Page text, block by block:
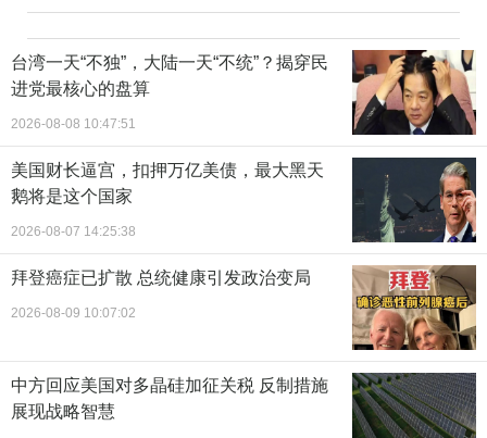
台湾一天“不独”，大陆一天“不统”？揭穿民
进党最核心的盘算
2026-08-08 10:47:51
美国财长逼宫，扣押万亿美债，最大黑天
鹅将是这个国家
2026-08-07 14:25:38
拜登癌症已扩散 总统健康引发政治变局
2026-08-09 10:07:02
中方回应美国对多晶硅加征关税 反制措施
展现战略智慧